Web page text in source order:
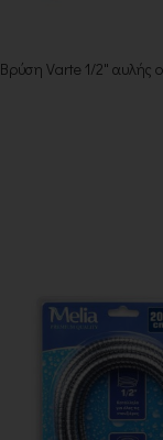
Βρύση Varte 1/2" αυλής